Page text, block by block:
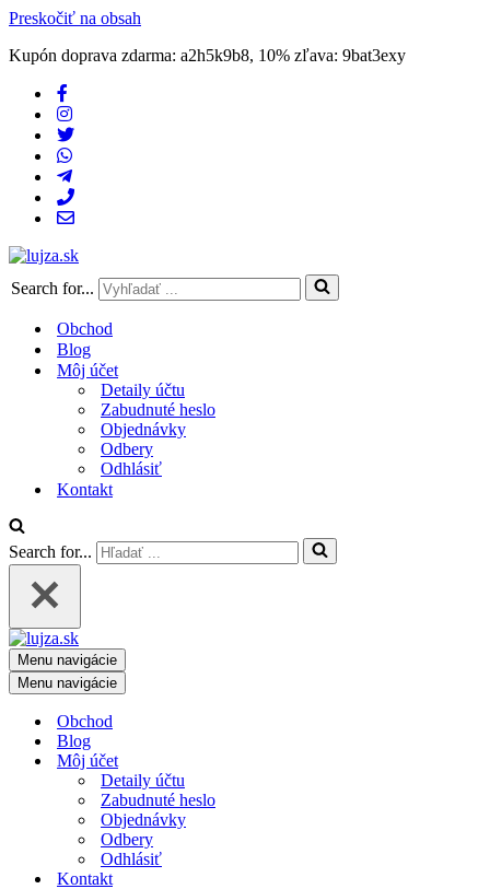
Preskočiť na obsah
Kupón doprava zdarma: a2h5k9b8, 10% zľava: 9bat3exy
Search for...
Obchod
Blog
Môj účet
Detaily účtu
Zabudnuté heslo
Objednávky
Odbery
Odhlásiť
Kontakt
Search for...
Menu navigácie
Menu navigácie
Obchod
Blog
Môj účet
Detaily účtu
Zabudnuté heslo
Objednávky
Odbery
Odhlásiť
Kontakt